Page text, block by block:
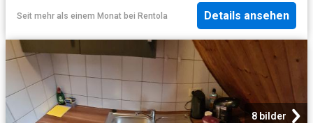
Seit mehr als einem Monat bei Rentola Details ansehen
8 bilder